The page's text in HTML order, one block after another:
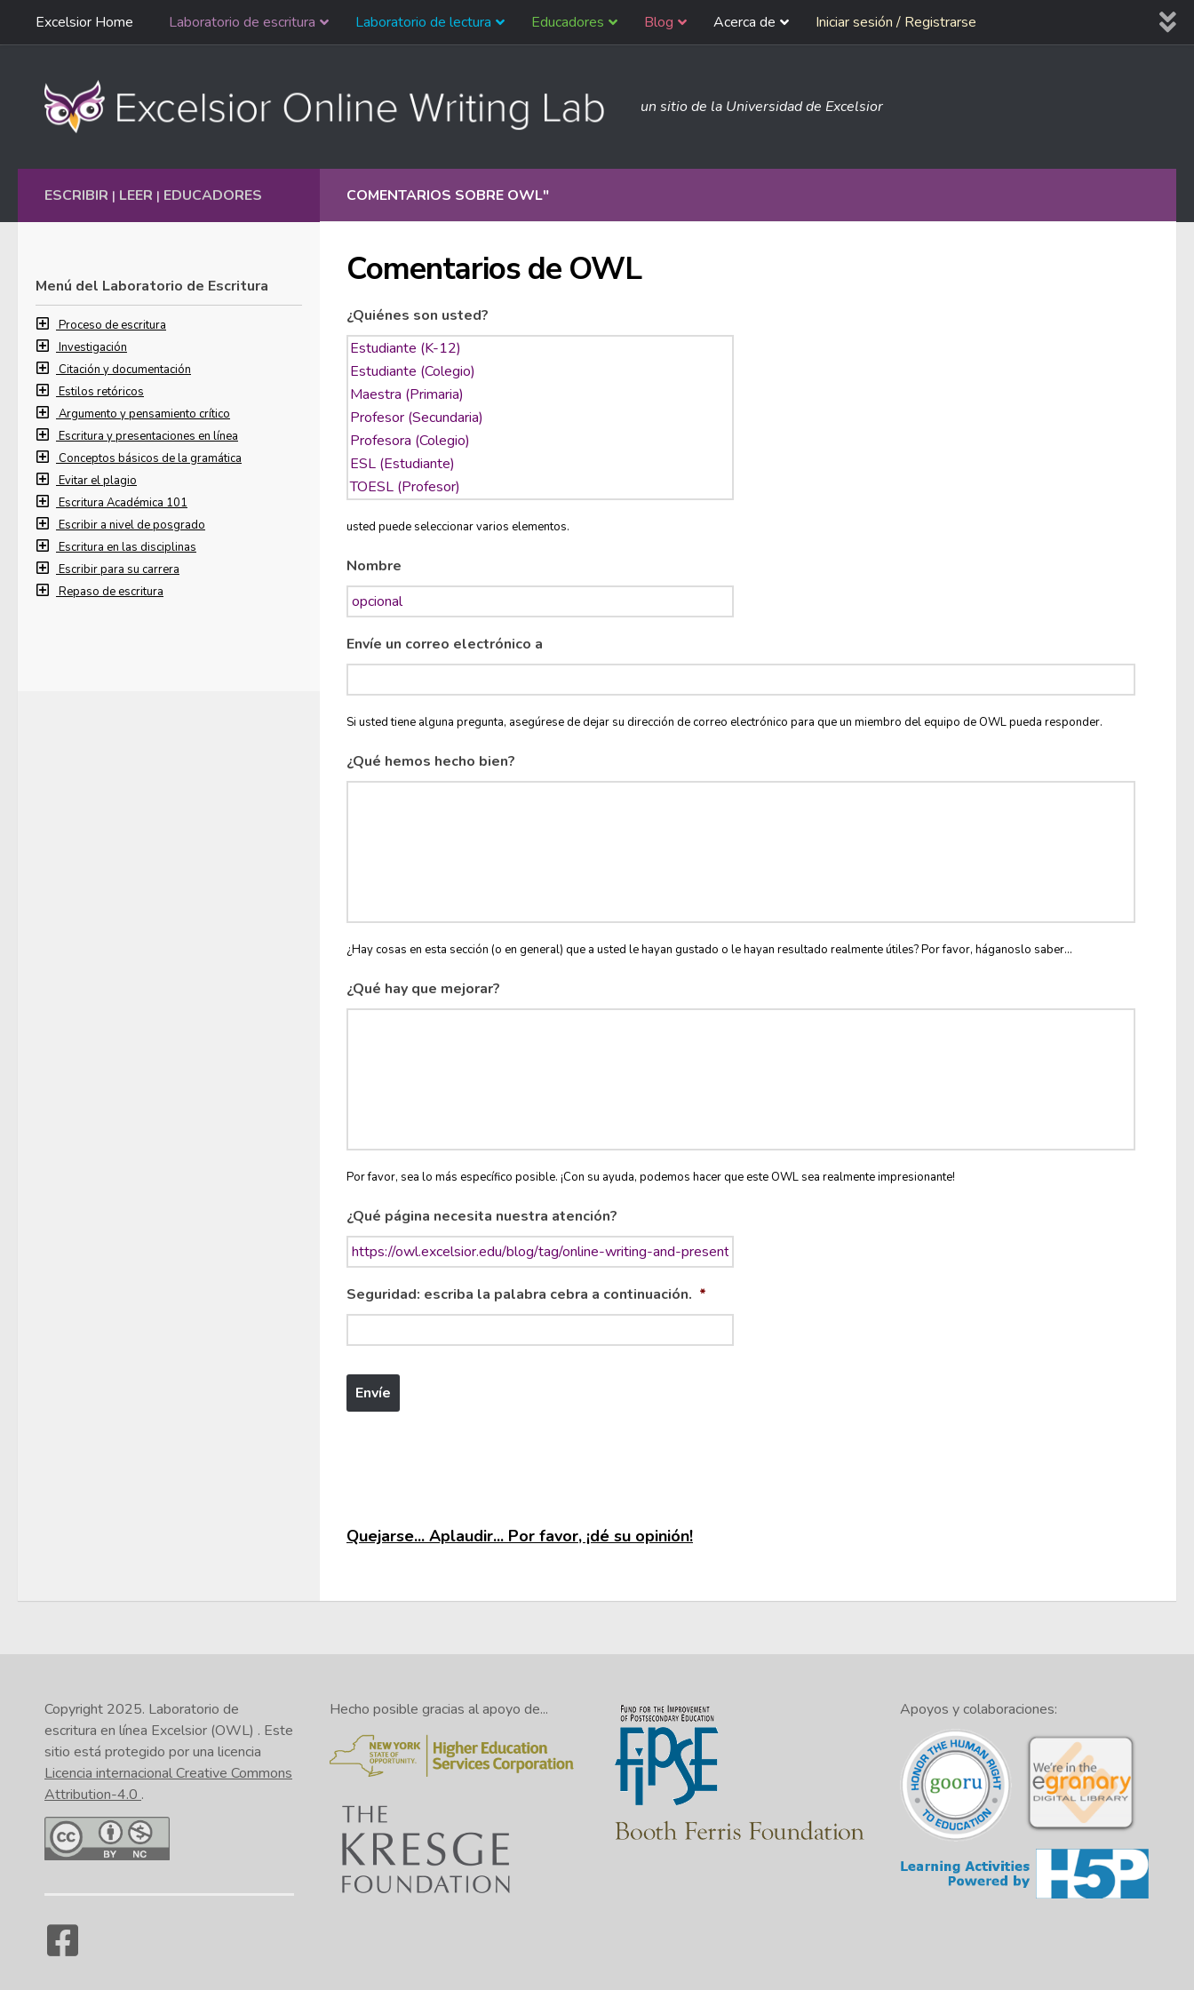
Ir al contenido
navegación
Excelsior Home Laboratorio de escritura Laboratorio de lectura Educadores Blog Acerca de Iniciar sesión / Registrarse
un sitio de la Universidad de Excelsior
COMENTARIOS SOBRE OWL"
Comentarios de OWL
¿Quiénes son usted?
usted puede seleccionar varios elementos.
Nombre
Envíe un correo electrónico a
Si usted tiene alguna pregunta, asegúrese de dejar su dirección de correo electrónico para que un miembro del equipo de OWL pueda responder.
¿Qué hemos hecho bien?
¿Hay cosas en esta sección (o en general) que a usted le hayan gustado o le hayan resultado realmente útiles? Por favor, háganoslo saber...
¿Qué hay que mejorar?
Por favor, sea lo más específico posible. ¡Con su ayuda, podemos hacer que este OWL sea realmente impresionante!
¿Qué página necesita nuestra atención?
Seguridad: escriba la palabra cebra a continuación. *
Quejarse... Aplaudir... Por favor, ¡dé su opinión!
ESCRIBIR | LEER | EDUCADORES
Menú del Laboratorio de Escritura
Proceso de escritura
Investigación
Citación y documentación
Estilos retóricos
Argumento y pensamiento crítico
Escritura y presentaciones en línea
Conceptos básicos de la gramática
Evitar el plagio
Escritura Académica 101
Escribir a nivel de posgrado
Escritura en las disciplinas
Escribir para su carrera
Repaso de escritura
Copyright 2025. Laboratorio de
escritura en línea Excelsior (OWL) . Este
sitio está protegido por una licencia
Licencia internacional Creative Commons
Attribution-4.0 .
Hecho posible gracias al apoyo de... Apoyos y colaboraciones: